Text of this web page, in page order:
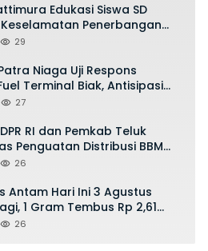
Edukasi Siswa SD
Penerbangan
Bermain Layang-layang di
29
Niaga Uji Respons
Terminal Biak, Antisipasi
dan Tumpahan BBM
27
RI dan Pemkab Teluk
Penguatan Distribusi BBM
26
Antam Hari Ini 3 Agustus
1 Gram Tembus Rp 2,61
26